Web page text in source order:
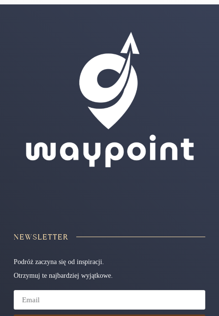
NEWSLETTER
Podróż zaczyna się od inspiracji.
Otrzymuj te najbardziej wyjątkowe.